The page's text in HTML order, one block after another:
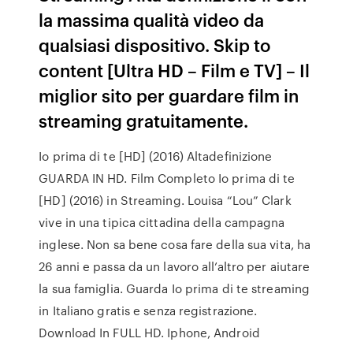
la massima qualità video da
qualsiasi dispositivo. Skip to
content [Ultra HD – Film e TV] – Il
miglior sito per guardare film in
streaming gratuitamente.
Io prima di te [HD] (2016) Altadefinizione
GUARDA IN HD. Film Completo Io prima di te
[HD] (2016) in Streaming. Louisa “Lou” Clark
vive in una tipica cittadina della campagna
inglese. Non sa bene cosa fare della sua vita, ha
26 anni e passa da un lavoro all’altro per aiutare
la sua famiglia. Guarda Io prima di te streaming
in Italiano gratis e senza registrazione.
Download In FULL HD. Iphone, Android